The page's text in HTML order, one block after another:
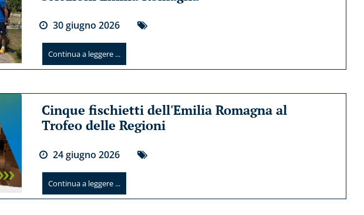
30giugno 2026
Continua a leggere ...
Cinque fischietti dell'Emilia Romagna al
Trofeo delle Regioni
24giugno 2026
Continua a leggere ...